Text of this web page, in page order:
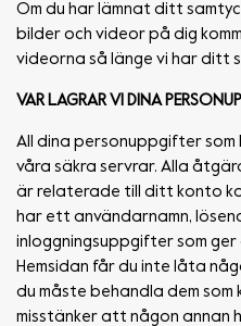
Om du har lämnat ditt
bilder och videor på dig
videorna så länge vi har ditt
VAR LAGRAR VI DINA
All dina personuppgifter
våra säkra servrar. Alla
är relaterade till ditt konto
har ett användarnamn,
inloggningsuppgifter som
Hemsidan får du inte låta
du måste behandla dem som
misstänker att någon annan